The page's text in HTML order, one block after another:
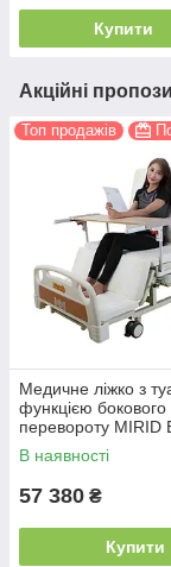
Купити
Акційні
Топ продажів
Медичне ліжко з
функцією бокового
перевороту MIRID
для реабілітації
В наявності
57 380 ₴
Купити